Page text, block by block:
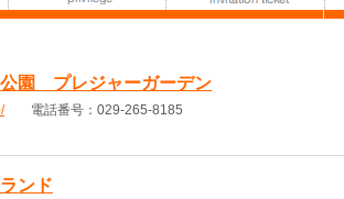
公園 プレジャーガーデン
電話番号：029-265-8185
ンド